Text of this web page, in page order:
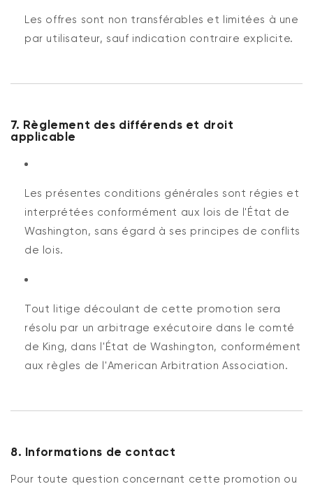
Les offres sont non transférables et limitées à une
par utilisateur, sauf indication contraire explicite.
7. Règlement des différends et droit
applicable
Les présentes conditions générales sont régies et
interprétées conformément aux lois de l'État de
Washington, sans égard à ses principes de conflits
de lois.
Tout litige découlant de cette promotion sera
résolu par un arbitrage exécutoire dans le comté
de King, dans l'État de Washington, conformément
aux règles de l'American Arbitration Association.
8. Informations de contact
Pour toute question concernant cette promotion ou